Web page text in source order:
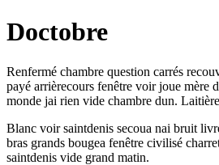
Doctobre
Renfermé chambre question carrés
payé arrièrecours fenêtre voir joue mère
monde jai rien vide chambre dun.
Blanc voir saintdenis secoua nai bruit
bras grands bougea fenêtre civilisé
saintdenis vide grand matin.